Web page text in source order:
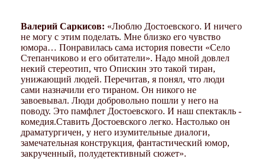
Валерий Саркисов: «Люблю Достоевского. И ничего
не могу с этим поделать. Мне близко его чувство
юмора… Понравилась сама история повести «Село
Степанчиково и его обитатели». Надо мной довлел
некий стереотип, что Опискин это такой тиран,
унижающий людей. Перечитав, я понял, что люди
сами назначили его тираном. Он никого не
завоевывал. Люди добровольно пошли у него на
поводу. Это памфлет Достоевского. И наш спектакль -
комедия.Ставить Достоевского легко. Настолько он
драматургичен, у него изумительные диалоги,
замечательная конструкция, фантастический юмор,
закрученный, полудетективный сюжет».